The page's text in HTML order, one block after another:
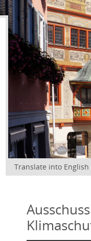
Translate into English